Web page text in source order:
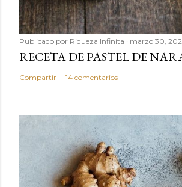
Publicado por Riqueza Infinita marzo 30,
RECETA DE PASTEL DE
Compartir 14 comentarios